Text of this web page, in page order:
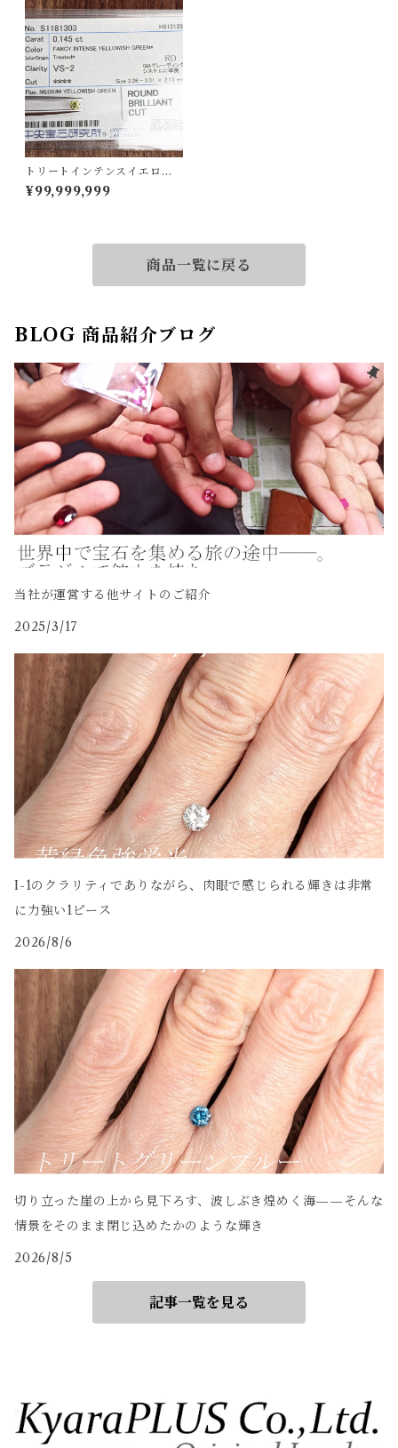
トリートインテンスイエロイ
ッシュグリーンダイヤルース
【0.145ct】PRO207062
¥99,999,999
商品一覧に戻る
BLOG 商品紹介ブログ
当社が運営する他サイトのご紹介
2025/3/17
I-1のクラリティでありながら、肉眼で感じられる輝きは非常
に力強い1ピース
2026/8/6
切り立った崖の上から見下ろす、波しぶき煌めく海——そんな
情景をそのまま閉じ込めたかのような輝き
2026/8/5
記事一覧を見る